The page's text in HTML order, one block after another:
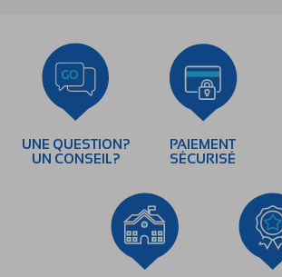
UNE QUESTION?
UN CONSEIL?
PAIEMENT
SÉCURISÉ